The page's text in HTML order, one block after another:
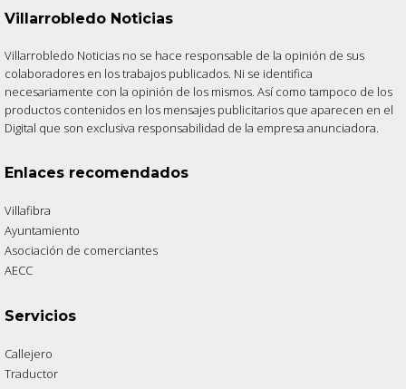
Villarrobledo Noticias
Villarrobledo Noticias no se hace responsable de la opinión de sus
colaboradores en los trabajos publicados. Ni se identifica
necesariamente con la opinión de los mismos. Así como tampoco de los
productos contenidos en los mensajes publicitarios que aparecen en el
Digital que son exclusiva responsabilidad de la empresa anunciadora.
Enlaces recomendados
Villafibra
Ayuntamiento
Asociación de comerciantes
AECC
Servicios
Callejero
Traductor